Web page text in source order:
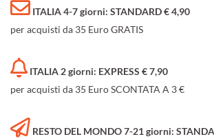
ITALIA 4-7 giorni: STANDARD € 4,90
per acquisti da 35 Euro GRATIS
ITALIA 2 giorni: EXPRESS € 7,90
per acquisti da 35 Euro SCONTATA A 3 €
RESTO DEL MONDO 7-21 giorni: